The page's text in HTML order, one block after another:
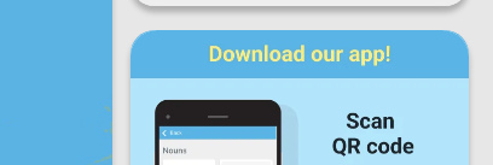
Maendeleo
Jumatatu JumatanoAlhamisi